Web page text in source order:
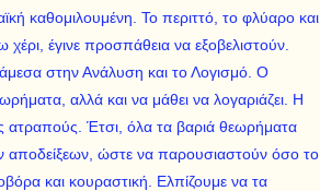
καθομιλουμένη. Το περιττό, το φλύαρο και
έγινε προσπάθεια να εξοβελιστούν.
στην Ανάλυση και το Λογισμό. Ο
αλλά και να μάθει να λογαριάζει. Η
ατραπούς. Έτσι, όλα τα βαριά θεωρήματα
αποδείξεων, ώστε να παρουσιαστούν όσο το
και κουραστική. Ελπίζουμε να τα